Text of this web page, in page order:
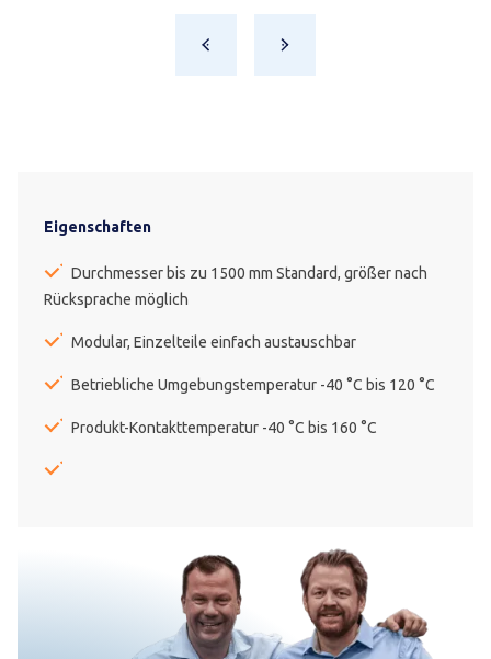
Eigenschaften
Durchmesser bis zu 1500 mm Standard, größer nach
Rücksprache möglich
Modular, Einzelteile einfach austauschbar
Betriebliche Umgebungstemperatur -40 °C bis 120 °C
Produkt-Kontakttemperatur -40 °C bis 160 °C